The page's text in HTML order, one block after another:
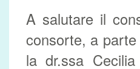
A salutare il
consorte, a parte
la dr.ssa